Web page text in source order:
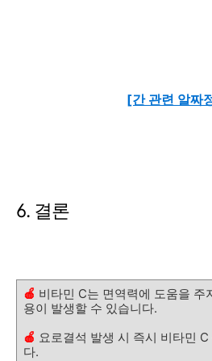
[간 관련 알짜
6. 결론
🍎 비타민 C는 면역력에 도움을 주
용이 발생할 수 있습니다.
🍎 요로결석 발생 시 즉시 비타민
다.